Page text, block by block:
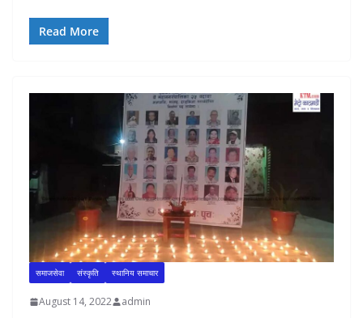
Read More
समाजसेवा संस्कृति स्थानिय समाचार
August 14, 2022 admin